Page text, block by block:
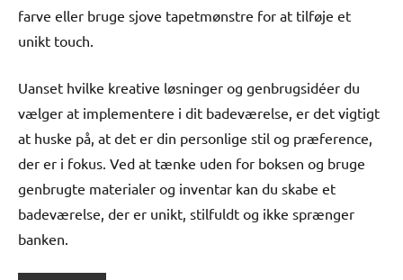
farve eller bruge sjove tapetmønstre for at tilføje et
unikt touch.
Uanset hvilke kreative løsninger og genbrugsidéer du
vælger at implementere i dit badeværelse, er det vigtigt
at huske på, at det er din personlige stil og præference,
der er i fokus. Ved at tænke uden for boksen og bruge
genbrugte materialer og inventar kan du skabe et
badeværelse, der er unikt, stilfuldt og ikke sprænger
banken.